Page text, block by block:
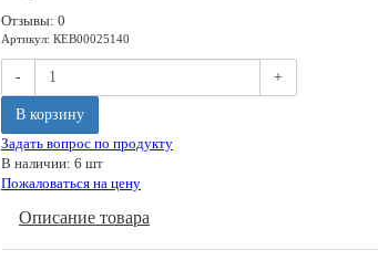
Отзывы: 0
Артикул: КЕВ00025140
- +
В корзину
Задать вопрос по продукту
В наличии: 6 шт
Пожаловаться на цену
Описание товара